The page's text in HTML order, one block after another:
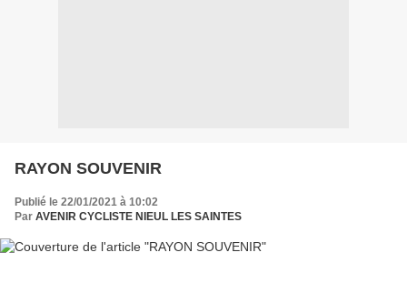
RAYON SOUVENIR
Publié le 22/01/2021 à 10:02
Par AVENIR CYCLISTE NIEUL LES SAINTES